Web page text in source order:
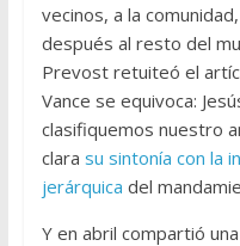
vecinos, a la
después al resto del
Prevost retuiteó el
Vance se equivoca:
clasifiquemos nuestro
clara su sintonía con la
jerárquica del
Y en abril compartió